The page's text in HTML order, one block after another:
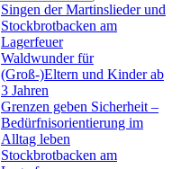
Singen der Martinslieder und
Stockbrotbacken am
Lagerfeuer
Waldwunder für
(Groß-)Eltern und Kinder ab
3 Jahren
Grenzen geben Sicherheit –
Bedürfnisorientierung im
Alltag leben
Stockbrotbacken am